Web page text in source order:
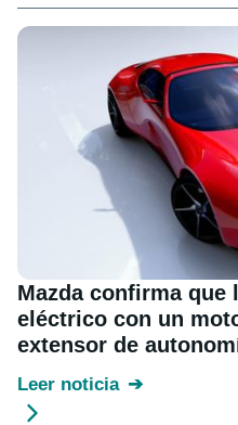
Mazda confirma que
eléctrico con un
extensor de
Leer noticia